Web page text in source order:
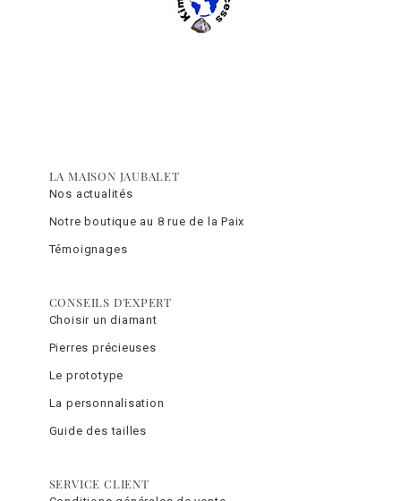
LA MAISON JAUBALET
Nos actualités
Notre boutique au 8 rue de la Paix
Témoignages
CONSEILS D'EXPERT
Choisir un diamant
Pierres précieuses
Le prototype
La personnalisation
Guide des tailles
SERVICE CLIENT